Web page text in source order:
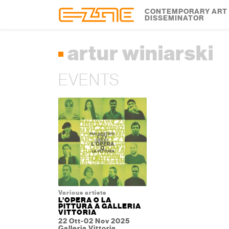
CONTEMPORARY ART
DISSEMINATOR
artur winiarski
EVENTS
Various artists
L’OPERA O LA
PITTURA A GALLERIA
VITTORIA
22 Ott-02 Nov 2025